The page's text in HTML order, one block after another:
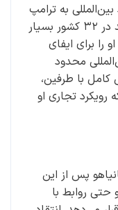
به ترامپ
در مسائل جهانی با میانگین ۲۹ درصد در ۳۲ کشور بسیار
را برای ایفای
محدود
با طرفین،
تجاری او
پس از این
روابط با